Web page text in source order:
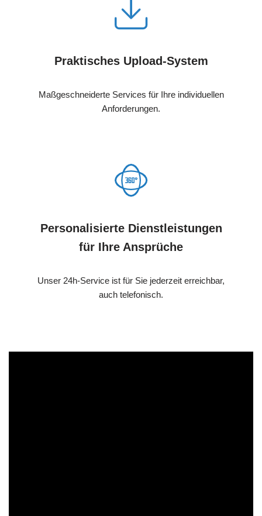
Praktisches Upload-System
Maßgeschneiderte Services für Ihre individuellen
Anforderungen.
Personalisierte Dienstleistungen
für Ihre Ansprüche
Unser 24h-Service ist für Sie jederzeit erreichbar,
auch telefonisch.